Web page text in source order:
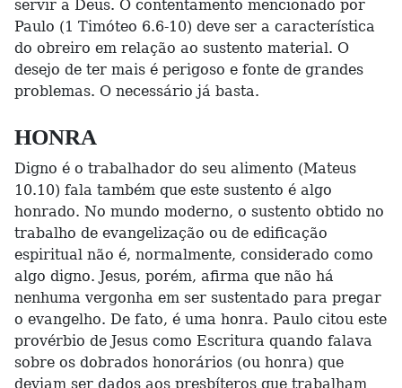
servir a Deus. O contentamento mencionado por
Paulo (1 Timóteo 6.6-10) deve ser a característica
do obreiro em relação ao sustento material. O
desejo de ter mais é perigoso e fonte de grandes
problemas. O necessário já basta.
HONRA
Digno é o trabalhador do seu alimento (Mateus
10.10) fala também que este sustento é algo
honrado. No mundo moderno, o sustento obtido no
trabalho de evangelização ou de edificação
espiritual não é, normalmente, considerado como
algo digno. Jesus, porém, afirma que não há
nenhuma vergonha em ser sustentado para pregar
o evangelho. De fato, é uma honra. Paulo citou este
provérbio de Jesus como Escritura quando falava
sobre os dobrados honorários (ou honra) que
deviam ser dados aos presbíteros que trabalham